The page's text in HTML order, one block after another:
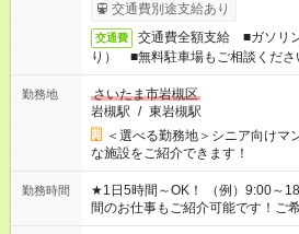
交通費別途支給あり
交通費
交通費全額支給 ■ガソリ
り） ■無料駐車場もご相談くださ
勤務地
さいたま市岩槻区
岩槻駅 / 東岩槻駅
＜選べる勤務地＞シニア向け
な施設をご紹介できます！
勤務時間
★1日5時間～OK！ （例）9:00～
間のお仕事もご紹介可能です！ご
家庭の都合でお休みが必要な場合